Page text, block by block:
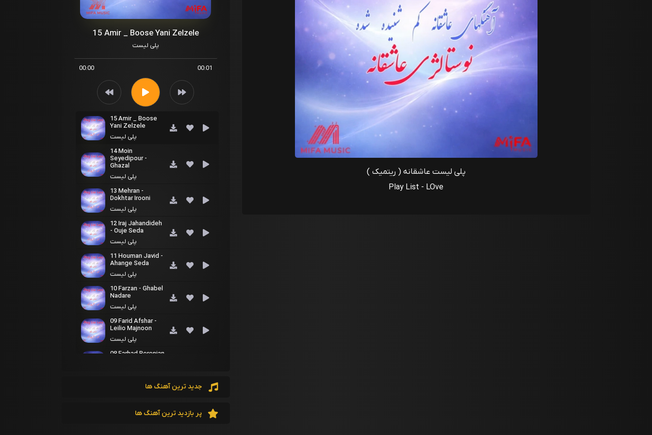
پلی لیست عاشقانه ( ریتمیک )
Play List - LOve
15 Amir _ Boose Yani Zelzele
پلی لیست
00:00 00:01
15 Amir _ Boose
Yani Zelzele
پلی لیست
14 Moin
Seyedipour -
Ghazal
پلی لیست
13 Mehran -
Dokhtar Irooni
پلی لیست
12 Iraj Jahandideh
- Ouje Seda
پلی لیست
11 Houman Javid -
Ahange Seda
پلی لیست
10 Farzan - Ghabel
Nadare
پلی لیست
09 Farid Afshar -
Leilio Majnoon
پلی لیست
08 Farhad Berenjan
07 Behzad Tajik -جدید ترین آهنگ ها
پر بازدید ترین آهنگ ها